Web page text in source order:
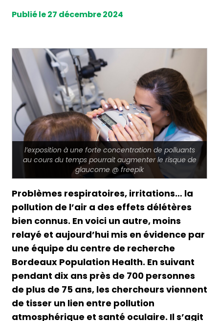
Publié le 27 décembre 2024
l’exposition à une forte concentration de polluants
au cours du temps pourrait augmenter le risque de
glaucome @ freepik
Problèmes respiratoires, irritations… la
pollution de l’air a des effets délétères
bien connus. En voici un autre, moins
relayé et aujourd’hui mis en évidence par
une équipe du centre de recherche
Bordeaux Population Health. En suivant
pendant dix ans près de 700 personnes
de plus de 75 ans, les chercheurs viennent
de tisser un lien entre pollution
atmosphérique et santé oculaire. Il s’agit